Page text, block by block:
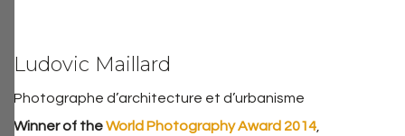
Ludovic Maillard
Photographe d’architecture et d’urbanisme
Winner of theWorld Photography Award 2014